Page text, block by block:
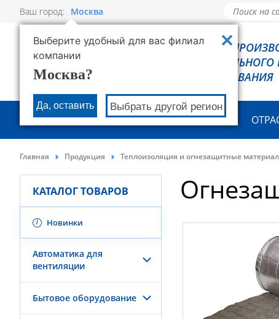
Ваш город: Москва
Выберите удобный для вас филиал
компании
Москва?
Да, оставить Выбрать другой регион
РОВЕН -
ОБОРУДОВАНИЯ
О КОМПАНИИ ПРОДУКЦИЯ
Главная Продукция Теплоизоляция и огнезащитные
КАТАЛОГ ТОВАРОВ
Новинки
Автоматика для
вентиляции
Бытовое оборудование